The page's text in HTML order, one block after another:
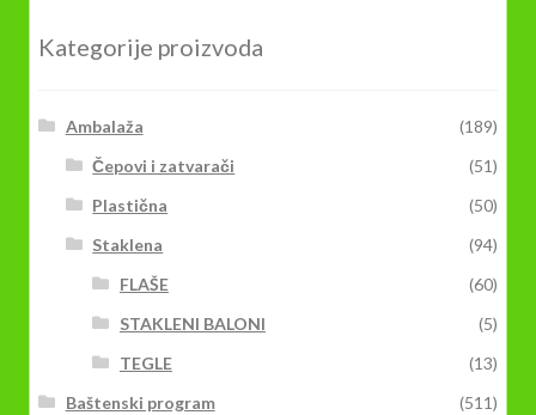
Kategorije proizvoda
Ambalaža
(189)
Čepovi i zatvarači
(51)
Plastična
(50)
Staklena
(94)
FLAŠE
(60)
STAKLENI BALONI
(5)
TEGLE
(13)
Baštenski program
(511)